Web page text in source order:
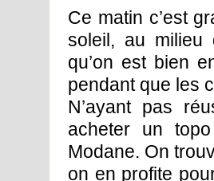
Ce matin c’est
soleil, au milieu
qu’on est bien
pendant que les
N’ayant pas
acheter un
Modane. On
on en profite